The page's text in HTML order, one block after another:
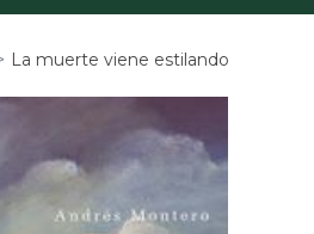
La muerte viene estilando